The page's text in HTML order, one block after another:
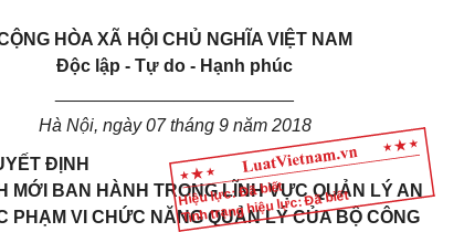
Hiệu lực: Đã biết
Tình trạng hiệu lực: Đã biết
HÒA XÃ HỘI CHỦ NGHĨA VIỆT NAM
Độc lập - Tự do - Hạnh phúc
Hà Nội, ngày 07 tháng 9 năm 2018
ĐỊNH
MỚI BAN HÀNH TRONG LĨNH VỰC QUẢN LÝ AN
VI CHỨC NĂNG QUẢN LÝ CỦA BỘ CÔNG